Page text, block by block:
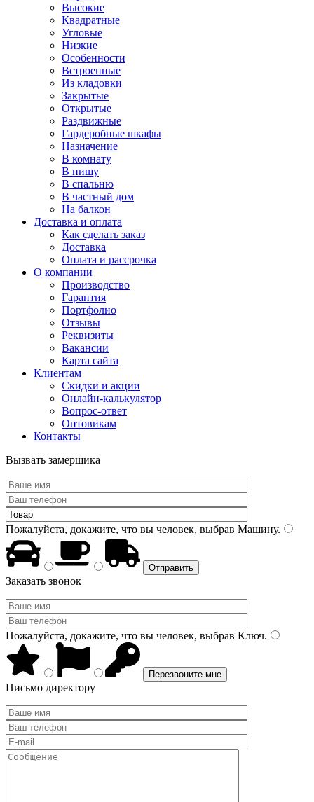
Высокие
Квадратные
Угловые
Низкие
Особенности
Встроенные
Из кладовки
Закрытые
Открытые
Раздвижные
Гардеробные шкафы
Назначение
В комнату
В нишу
В спальню
В частный дом
На балкон
Доставка и оплата
Как сделать заказ
Доставка
Оплата и рассрочка
О компании
Производство
Гарантия
Портфолио
Отзывы
Реквизиты
Вакансии
Карта сайта
Клиентам
Скидки и акции
Онлайн-калькулятор
Вопрос-ответ
Оптовикам
Контакты
Вызвать замерщика
Пожалуйста, докажите, что вы человек, выбрав Машину.
Заказать звонок
Пожалуйста, докажите, что вы человек, выбрав Ключ.
Письмо директору